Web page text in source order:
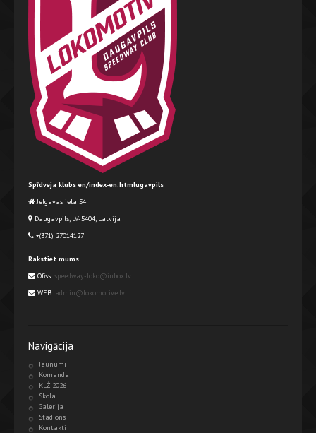
Spīdveja klubs en/index-en.htmlugavpils
Jelgavas iela 54
Daugavpils, LV-5404, Latvija
+(371) 27014127
Rakstiet mums
Ofiss: speedway-loko@inbox.lv
WEB: admin@lokomotive.lv
Navigācija
Jaunumi
Komanda
KLŻ 2026
Skola
Galerija
Stadions
Kontakti